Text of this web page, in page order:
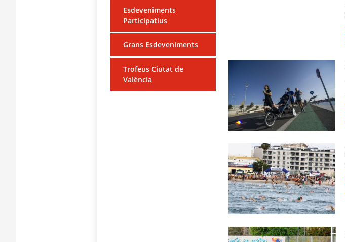
Esdeveniments
Participatius
Grans Esdeveniments
Trofeus Ciutat de
València